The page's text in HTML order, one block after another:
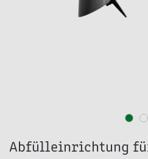
Abfülleinrichtung